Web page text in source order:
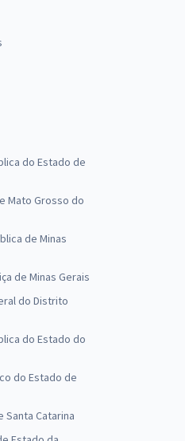
do Estado de
Mato Grosso do
de Minas
de Minas Gerais
do Distrito
do Estado do
do Estado de
Santa Catarina